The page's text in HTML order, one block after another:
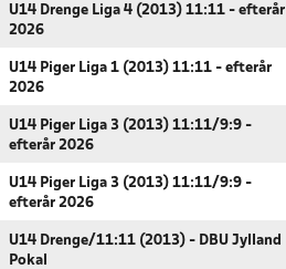
U14 Drenge Liga 4 (2013) 11:11 - efterår
2026
U14 Piger Liga 1 (2013) 11:11 - efterår
2026
U14 Piger Liga 3 (2013) 11:11/9:9 -
efterår 2026
U14 Piger Liga 3 (2013) 11:11/9:9 -
efterår 2026
U14 Drenge/11:11 (2013) - DBU Jylland
Pokal